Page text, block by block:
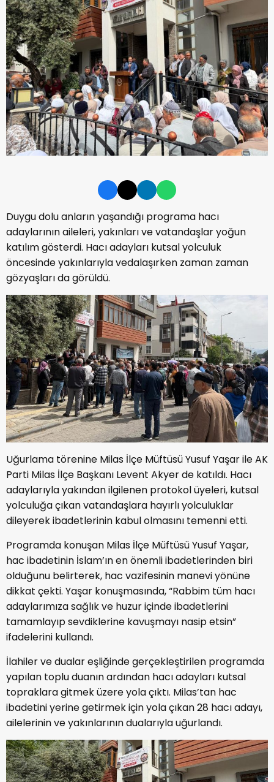
Duygu dolu anların yaşandığı programa hacı
adaylarının aileleri, yakınları ve vatandaşlar yoğun
katılım gösterdi. Hacı adayları kutsal yolculuk
öncesinde yakınlarıyla vedalaşırken zaman zaman
gözyaşları da görüldü.
Uğurlama törenine Milas İlçe Müftüsü Yusuf Yaşar ile AK
Parti Milas İlçe Başkanı Levent Akyer de katıldı. Hacı
adaylarıyla yakından ilgilenen protokol üyeleri, kutsal
yolculuğa çıkan vatandaşlara hayırlı yolculuklar
dileyerek ibadetlerinin kabul olmasını temenni etti.
Programda konuşan Milas İlçe Müftüsü Yusuf Yaşar,
hac ibadetinin İslam’ın en önemli ibadetlerinden biri
olduğunu belirterek, hac vazifesinin manevi yönüne
dikkat çekti. Yaşar konuşmasında, “Rabbim tüm hacı
adaylarımıza sağlık ve huzur içinde ibadetlerini
tamamlayıp sevdiklerine kavuşmayı nasip etsin”
ifadelerini kullandı.
İlahiler ve dualar eşliğinde gerçekleştirilen programda
yapılan toplu duanın ardından hacı adayları kutsal
topraklara gitmek üzere yola çıktı. Milas’tan hac
ibadetini yerine getirmek için yola çıkan 28 hacı adayı,
ailelerinin ve yakınlarının dualarıyla uğurlandı.